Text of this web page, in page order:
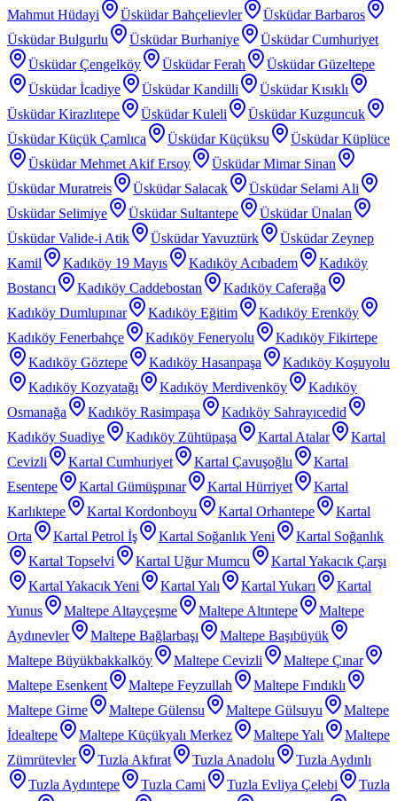
Mahmut Hüdayi Üsküdar Bahçelievler
Üsküdar Barbaros
Üsküdar Bulgurlu
Üsküdar Burhaniye
Üsküdar Cumhuriyet
Üsküdar Çengelköy
Üsküdar Ferah
Üsküdar Güzeltepe
Üsküdar İcadiye
Üsküdar Kandilli
Üsküdar Kısıklı
Üsküdar Kirazlıtepe
Üsküdar Kuleli
Üsküdar Kuzguncuk
Üsküdar Küçük Çamlıca
Üsküdar Küçüksu
Üsküdar Küplüce
Üsküdar Mehmet Akif Ersoy
Üsküdar Mimar Sinan
Üsküdar Muratreis
Üsküdar Salacak
Üsküdar Selami Ali
Üsküdar Selimiye
Üsküdar Sultantepe
Üsküdar Ünalan
Üsküdar Valide-i Atik
Üsküdar Yavuztürk
Üsküdar Zeynep
Kamil
Kadıköy 19 Mayıs Kadıköy Acıbadem
Kadıköy
Bostancı
Kadıköy Caddebostan
Kadıköy Caferağa
Kadıköy Dumlupınar
Kadıköy Eğitim
Kadıköy Erenköy
Kadıköy Fenerbahçe
Kadıköy Feneryolu
Kadıköy Fikirtepe
Kadıköy Göztepe
Kadıköy Hasanpaşa
Kadıköy Koşuyolu
Kadıköy Kozyatağı
Kadıköy Merdivenköy
Kadıköy
Osmanağa
Kadıköy Rasimpaşa
Kadıköy Sahrayıcedid
Kadıköy Suadiye
Kadıköy Zühtüpaşa Kartal Atalar
Kartal
Cevizli
Kartal Cumhuriyet Kartal Çavuşoğlu
Kartal
Esentepe
Kartal Gümüşpınar Kartal Hürriyet
Kartal
Karlıktepe
Kartal Kordonboyu Kartal Orhantepe
Kartal
Orta
Kartal Petrol İş Kartal Soğanlık Yeni
Kartal Soğanlık
Kartal Topselvi
Kartal Uğur Mumcu
Kartal Yakacık Çarşı
Kartal Yakacık Yeni
Kartal Yalı Kartal Yukarı
Kartal
Yunus
Maltepe Altayçeşme Maltepe Altıntepe
Maltepe
Aydınevler
Maltepe Bağlarbaşı
Maltepe Başıbüyük
Maltepe Büyükbakkalköy
Maltepe Cevizli
Maltepe Çınar
Maltepe Esenkent
Maltepe Feyzullah
Maltepe Fındıklı
Maltepe Girne
Maltepe Gülensu Maltepe Gülsuyu
Maltepe
İdealtepe
Maltepe Küçükyalı Merkez Maltepe Yalı
Maltepe
Zümrütevler
Tuzla Akfırat Tuzla Anadolu
Tuzla Aydınlı
Tuzla Aydıntepe
Tuzla Cami Tuzla Evliya Çelebi
Tuzla